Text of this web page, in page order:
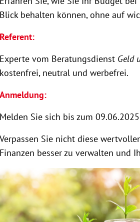
Blick behalten können, ohne auf
Referent:
Experte vom Beratungsdienst Geld
kostenfrei, neutral und werbefrei.
Anmeldung:
Melden Sie sich bis zum
Verpassen Sie nicht diese
Finanzen besser zu verwalten und